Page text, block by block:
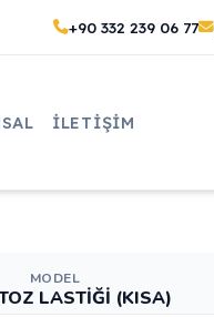
+90 332 239 06 77
İLETIŞIM
MODEL
LASTİĞİ (KISA)